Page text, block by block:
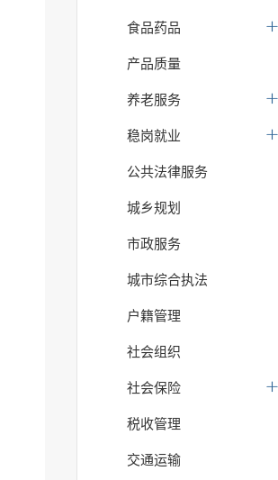
食品药品
产品质量
养老服务
稳岗就业
公共法律服务
城乡规划
市政服务
城市综合执法
户籍管理
社会组织
社会保险
税收管理
交通运输